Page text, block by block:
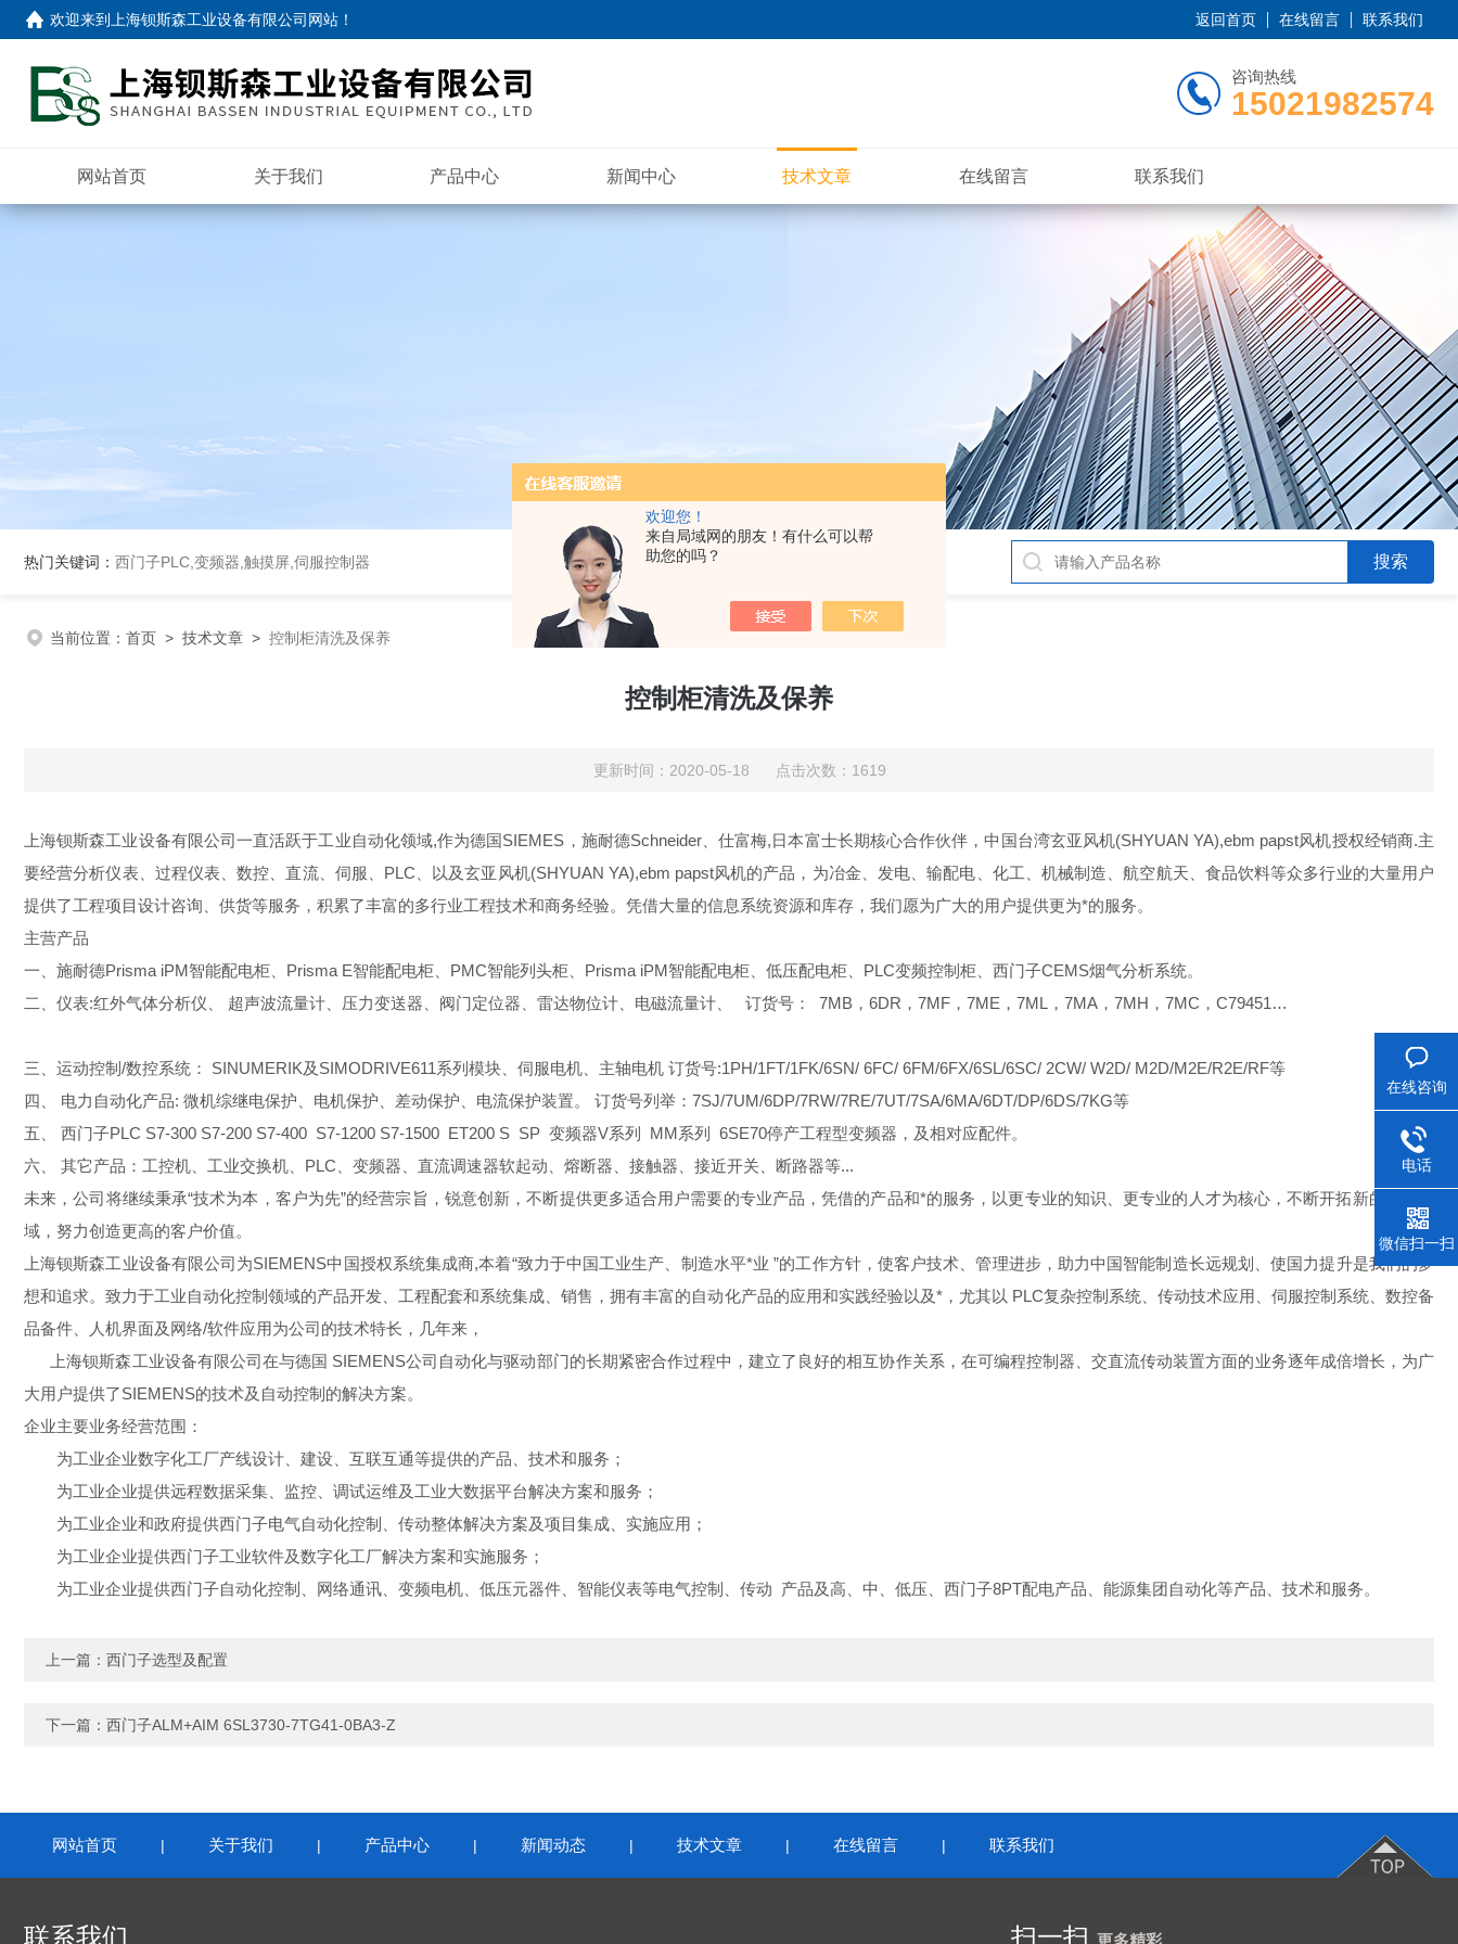
欢迎您！
来自局域网的朋友！有什么可以帮
助您的吗？
欢迎来到 上海钡斯森工业设备有限公司网站 ！ 返回首页 在线留言 联系我们
咨询热线
15021982574
网站首页 关于我们 产品中心 新闻中心 技术文章 在线留言 联系我们
热门关键词： 西门子PLC,变频器,触摸屏,伺服控制器
当前位置： 首页 > 技术文章 > 控制柜清洗及保养
控制柜清洗及保养
更新时间：2020-05-18 点击次数：1619
上海钡斯森工业设备有限公司一直活跃于工业自动化领域,作为德国SIEMES，施耐德Schneider、仕富梅,日本富士长期核心合作伙伴，中国台湾玄亚风机(SHYUAN YA),ebm papst风机授权经销商.主
要经营分析仪表、过程仪表、数控、直流、伺服、PLC、以及玄亚风机(SHYUAN YA),ebm papst风机的产品，为冶金、发电、输配电、化工、机械制造、航空航天、食品饮料等众多行业的大量用户
提供了工程项目设计咨询、供货等服务，积累了丰富的多行业工程技术和商务经验。凭借大量的信息系统资源和库存，我们愿为广大的用户提供更为*的服务。
主营产品
一、施耐德Prisma iPM智能配电柜、Prisma E智能配电柜、PMC智能列头柜、Prisma iPM智能配电柜、低压配电柜、PLC变频控制柜、西门子CEMS烟气分析系统。
二、仪表:红外气体分析仪、 超声波流量计、压力变送器、阀门定位器、雷达物位计、电磁流量计、 订货号： 7MB，6DR，7MF，7ME，7ML，7MA，7MH，7MC，C79451…
三、运动控制/数控系统： SINUMERIK及SIMODRIVE611系列模块、伺服电机、主轴电机 订货号:1PH/1FT/1FK/6SN/ 6FC/ 6FM/6FX/6SL/6SC/ 2CW/ W2D/ M2D/M2E/R2E/RF等
四、 电力自动化产品: 微机综继电保护、电机保护、差动保护、电流保护装置。 订货号列举：7SJ/7UM/6DP/7RW/7RE/7UT/7SA/6MA/6DT/DP/6DS/7KG等
五、 西门子PLC S7-300 S7-200 S7-400 S7-1200 S7-1500 ET200 S SP 变频器V系列 MM系列 6SE70停产工程型变频器，及相对应配件。
六、 其它产品：工控机、工业交换机、PLC、变频器、直流调速器软起动、熔断器、接触器、接近开关、断路器等...
未来，公司将继续秉承“技术为本，客户为先”的经营宗旨，锐意创新，不断提供更多适合用户需要的专业产品，凭借的产品和*的服务，以更专业的知识、更专业的人才为核心，不断开拓新的应用领
域，努力创造更高的客户价值。
上海钡斯森工业设备有限公司为SIEMENS中国授权系统集成商,本着“致力于中国工业生产、制造水平*业 ”的工作方针，使客户技术、管理进步，助力中国智能制造长远规划、使国力提升是我们的梦
想和追求。致力于工业自动化控制领域的产品开发、工程配套和系统集成、销售，拥有丰富的自动化产品的应用和实践经验以及*，尤其以 PLC复杂控制系统、传动技术应用、伺服控制系统、数控备
品备件、人机界面及网络/软件应用为公司的技术特长，几年来，
上海钡斯森工业设备有限公司在与德国 SIEMENS公司自动化与驱动部门的长期紧密合作过程中，建立了良好的相互协作关系，在可编程控制器、交直流传动装置方面的业务逐年成倍增长，为广
大用户提供了SIEMENS的技术及自动控制的解决方案。
企业主要业务经营范围：
为工业企业数字化工厂产线设计、建设、互联互通等提供的产品、技术和服务；
为工业企业提供远程数据采集、监控、调试运维及工业大数据平台解决方案和服务；
为工业企业和政府提供西门子电气自动化控制、传动整体解决方案及项目集成、实施应用；
为工业企业提供西门子工业软件及数字化工厂解决方案和实施服务；
为工业企业提供西门子自动化控制、网络通讯、变频电机、低压元器件、智能仪表等电气控制、传动 产品及高、中、低压、西门子8PT配电产品、能源集团自动化等产品、技术和服务。
上一篇： 西门子选型及配置
下一篇： 西门子ALM+AIM 6SL3730-7TG41-0BA3-Z
网站首页 | 关于我们 | 产品中心 | 新闻动态 | 技术文章 | 在线留言 | 联系我们
联系我们 扫一扫 更多精彩
在线咨询
电话
微信扫一扫